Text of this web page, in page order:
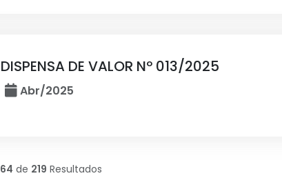
DISPENSA DE VALOR Nº 013/2025
Abr/2025
64 de 219 Resultados